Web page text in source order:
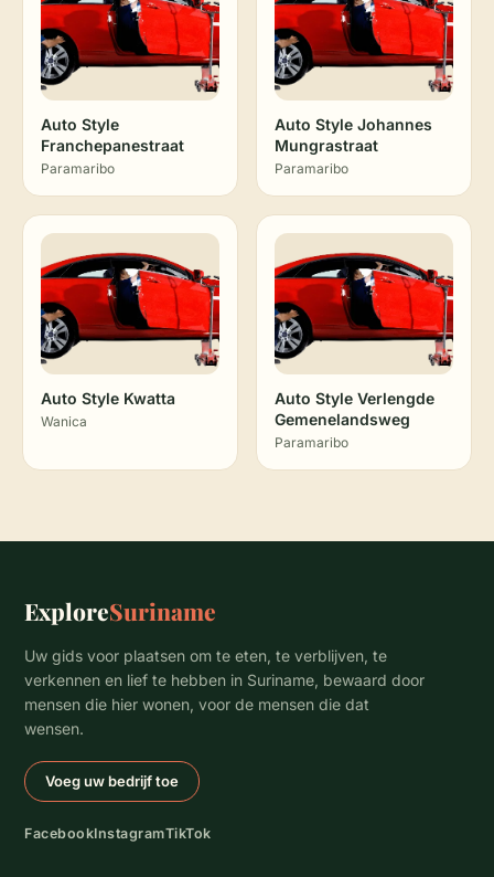
Auto Style
Franchepanestraat
Paramaribo
Auto Style Johannes
Mungrastraat
Paramaribo
Auto Style Kwatta
Wanica
Auto Style Verlengde
Gemenelandsweg
Paramaribo
ExploreSuriname
Uw gids voor plaatsen om te eten, te verblijven, te
verkennen en lief te hebben in Suriname, bewaard door
mensen die hier wonen, voor de mensen die dat
wensen.
Voeg uw bedrijf toe
FacebookInstagramTikTok